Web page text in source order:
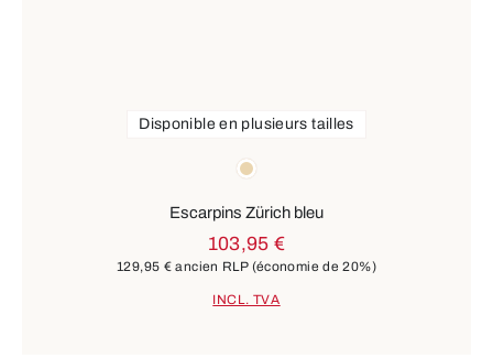
beige
Disponible en plusieurs tailles
Escarpins Zürich bleu
103,95 €
129,95 € ancien RLP (économie de 20%)
INCL. TVA